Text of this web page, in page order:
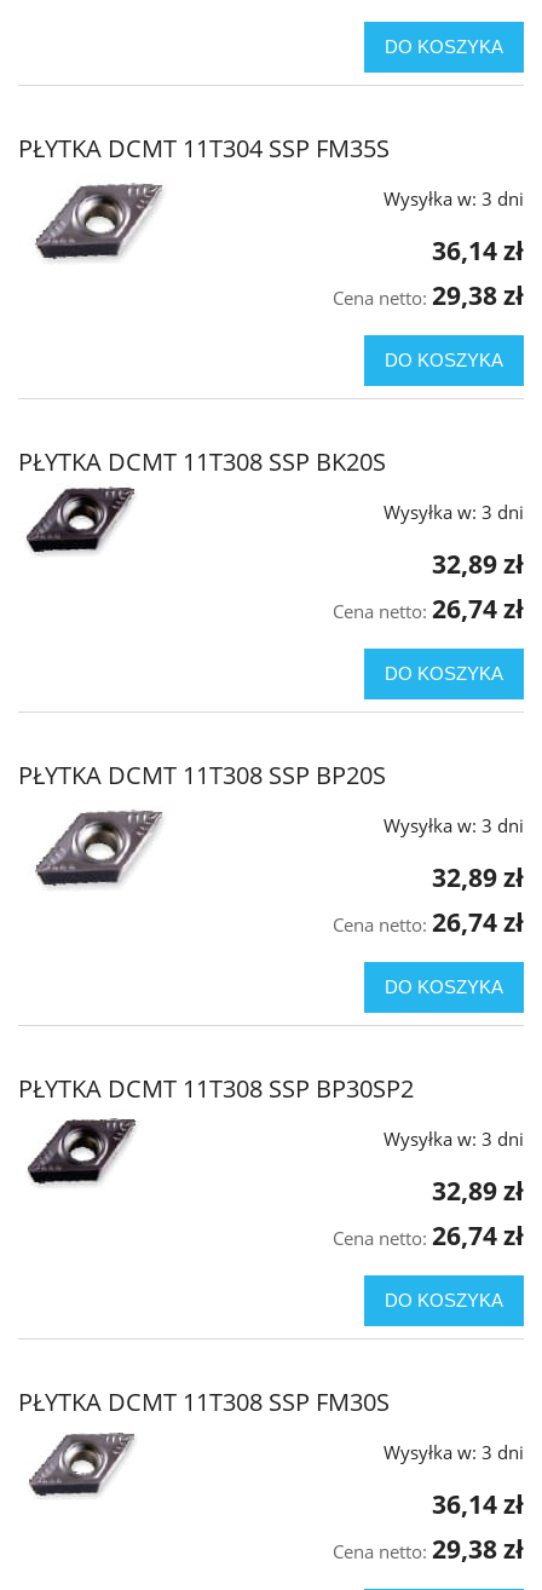
DO KOSZYKA
PŁYTKA DCMT 11T304 SSP FM35S
Wysyłka w: 3 dni
36,14 zł
Cena netto: 29,38 zł
DO KOSZYKA
PŁYTKA DCMT 11T308 SSP BK20S
Wysyłka w: 3 dni
32,89 zł
Cena netto: 26,74 zł
DO KOSZYKA
PŁYTKA DCMT 11T308 SSP BP20S
Wysyłka w: 3 dni
32,89 zł
Cena netto: 26,74 zł
DO KOSZYKA
PŁYTKA DCMT 11T308 SSP BP30SP2
Wysyłka w: 3 dni
32,89 zł
Cena netto: 26,74 zł
DO KOSZYKA
PŁYTKA DCMT 11T308 SSP FM30S
Wysyłka w: 3 dni
36,14 zł
Cena netto: 29,38 zł